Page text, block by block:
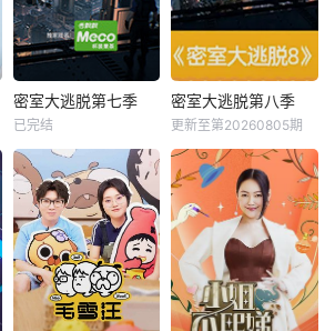
密室大逃脱第七季
已完结
密室大逃脱第八季
更新至第20260805期